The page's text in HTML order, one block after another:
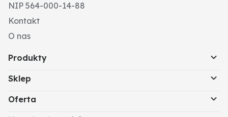
NIP 564-000-14-88
Kontakt
O nas
Produkty
Sklep
Oferta